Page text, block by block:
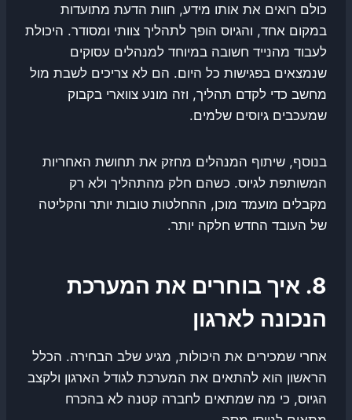
כולם רואים את אותו מידע, חוות הדעת מתועדות
במקום אחד, והגיוס הופך לתהליך צוותי ומסודר. היכולת
לעבוד מהנייד חשובה במיוחד למנהלים עסוקים
שנמצאים בפגישות כל היום. הם לא צריכים לשבת מול
מחשב כדי לקדם תהליך, וזה מונע צווארי בקבוק
שמעכבים גיוסים שלמים.
בנוסף, שיתוף המנהלים מחזק את תחושת האחריות
המשותפת לגיוס. כשהם חלק מהתהליך ולא רק
מקבלים מועמד מוכן, ההחלטות טובות יותר והקליטה
של העובד החדש חלקה יותר.
8. איך בוחרים את המערכת
הנכונה לארגון
אחרי שמכירים את היכולות, מגיע שלב הבחירה. הכלל
הראשון הוא להתאים את המערכת לגודל הארגון ולקצב
הגיוס, כי מה שמתאים לחברה קטנה לא בהכרח